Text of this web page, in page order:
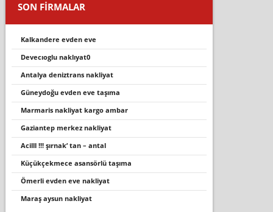
SON FİRMALAR
kalkandere evden eve
devecioglu nakliyat0
antalya deniztrans nakliyat
güneydoğu evden eve taşıma
marmaris nakliyat kargo ambar
gaziantep merkez nakliyat
aci̇lll !!! şırnak’ tan – antal
küçükçekmece asansörlü taşıma
ömerli̇ evden eve nakli̇yat
maraş aysun nakliyat